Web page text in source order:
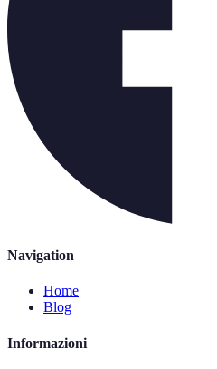
Navigation
Home
Blog
Informazioni